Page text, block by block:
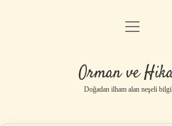
Anasayfa
Yasal Uyarı
menüyü
Orman ve
Doğadan ilham alan neşeli